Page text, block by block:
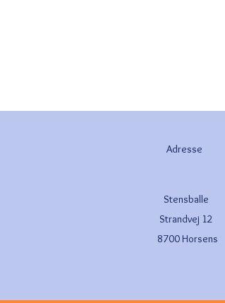
Adresse
Stensballe
Strandvej 12
8700 Horsens